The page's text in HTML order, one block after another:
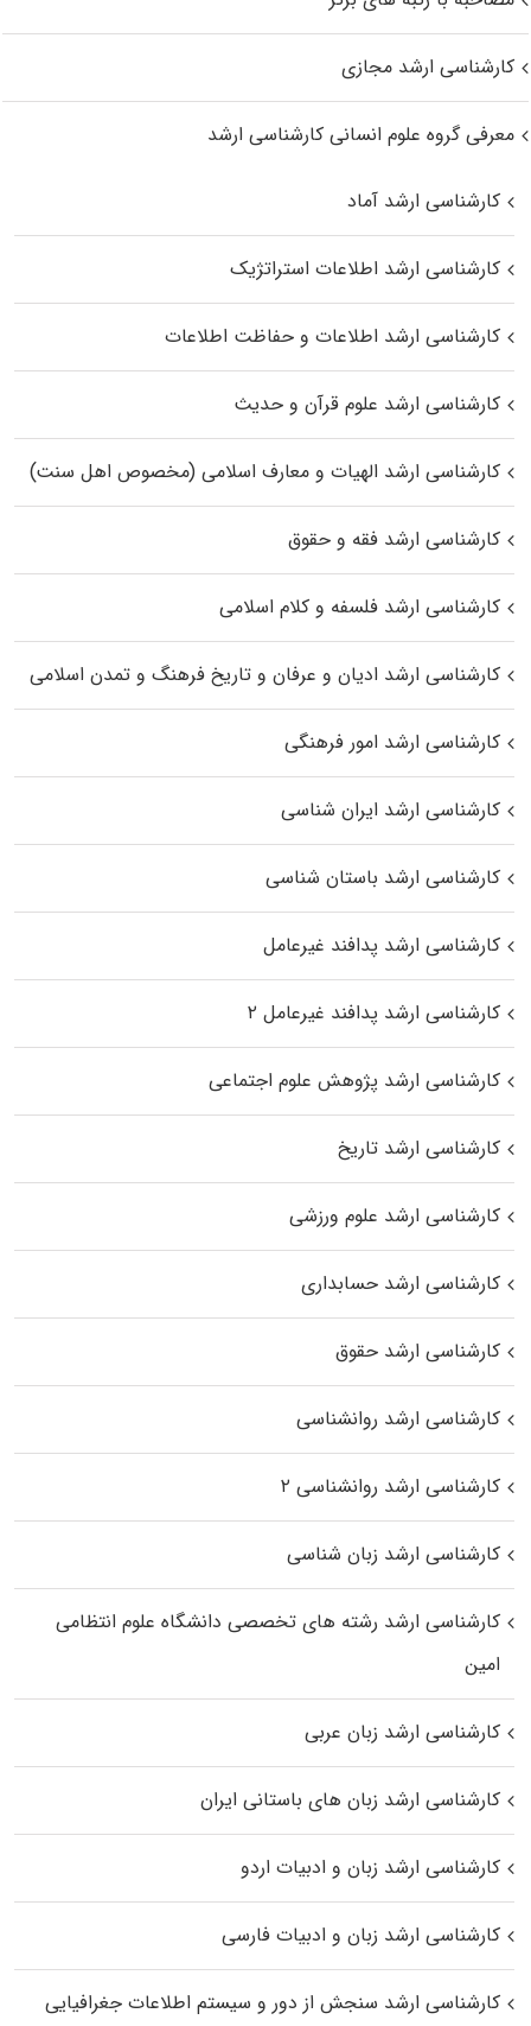
کارشناسی ارشد مجازی
معرفی گروه علوم انسانی کارشناسی ارشد
کارشناسی ارشد آماد
کارشناسی ارشد اطلاعات استراتژیک
کارشناسی ارشد اطلاعات و حفاظت اطلاعات
کارشناسی ارشد علوم قرآن و حدیث
کارشناسی ارشد الهیات و معارف اسلامی (مخصوص اهل سنت)
کارشناسی ارشد فقه و حقوق
کارشناسی ارشد فلسفه و کلام اسلامی
کارشناسی ارشد ادیان و عرفان و تاریخ فرهنگ و تمدن اسلامی
کارشناسی ارشد امور فرهنگی
کارشناسی ارشد ایران شناسی
کارشناسی ارشد باستان شناسی
کارشناسی ارشد پدافند غیرعامل
کارشناسی ارشد پدافند غیرعامل ۲
کارشناسی ارشد پژوهش علوم اجتماعی
کارشناسی ارشد تاریخ
کارشناسی ارشد علوم ورزشی
کارشناسی ارشد حسابداری
کارشناسی ارشد حقوق
کارشناسی ارشد روانشناسی
کارشناسی ارشد روانشناسی ۲
کارشناسی ارشد زبان شناسی
کارشناسی ارشد رﺷﺘﻪ ﻫﺎی تخصصی داﻧﺸﮕﺎه ﻋﻠﻮم انتظامی
اﻣﻴﻦ
کارشناسی ارشد زبان عربی
کارشناسی ارشد زبان‌ های باستانی ایران
کارشناسی ارشد زبان و ادبیات اردو
کارشناسی ارشد زبان و ادبیات فارسی
کارشناسی ارشد سنجش از دور و سیستم اطلاعات جغرافیایی